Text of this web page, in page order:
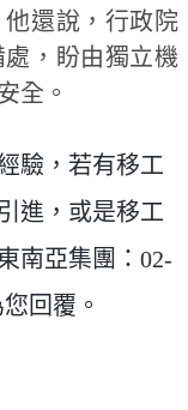
還說，行政院
，盼由獨立機
全。
驗，若有移工
進，或是移工
南亞集團：02-
回覆。